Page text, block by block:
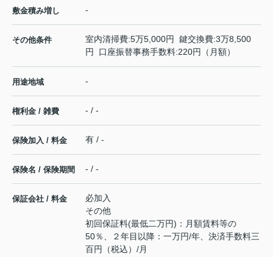
敷金積み増し -
その他条件
室内清掃費:5万5,000円 鍵交換費:3万8,500
円 口座振替事務手数料:220円（月額）
用途地域 -
権利金 / 雑費 - / -
保険加入 / 料金 有 / -
保険名 / 保険期間 - / -
保証会社 / 料金
必加入
その他
初回保証料(最低二万円)：月額賃料等の
50％、２年目以降：一万円/年、決済手数料三
百円（税込）/月